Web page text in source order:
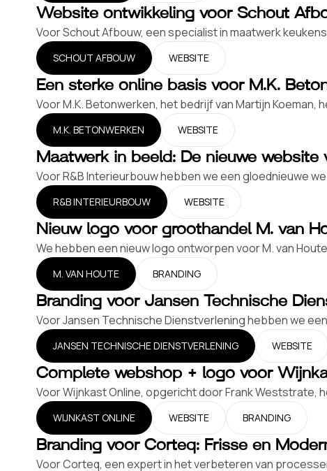
Website ontwikkeling voor Schout
Voor Schout Afbouw, een specialist in maatwerk
SCHOUT AFBOUW WEBSITE
Een sterke online basis voor M.K.
Voor M.K. Betonwerken, het bedrijf van Martijn
M.K. BETONWERKEN WEBSITE
Maatwerk in beeld: De nieuwe website
Voor R&B Interieurbouw hebben we een gloednieuwe
R&B INTERIEURBOUW WEBSITE
Nieuw logo voor groothandel M. van
We hebben een nieuw logo ontworpen voor M. van
M. VAN HOUTE BRANDING
Branding voor Jansen Technische
Voor Jansen Technische Dienstverlening hebben we
JANSEN TECHNISCHE DIENSTVERLENING WEBSITE
Complete webshop + logo voor
Voor Wijnkast Online, opgericht door Frank Weststrate,
WIJNKAST ONLINE WEBSITE BRANDING
Branding voor Corteq: Frisse en
Voor Corteq, een expert in het verbeteren van